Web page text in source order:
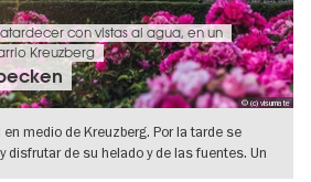
© (c) visumate
con vistas al agua, en un
Kreuzberg
medio de Kreuzberg. Por la tarde se
disfrutar de su helado y de las fuentes. Un